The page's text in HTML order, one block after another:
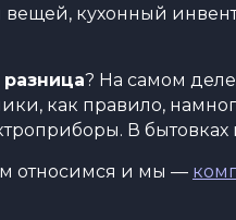
вещей, кухонный
? На самом деле
как правило,
В бытовках
относимся и мы —